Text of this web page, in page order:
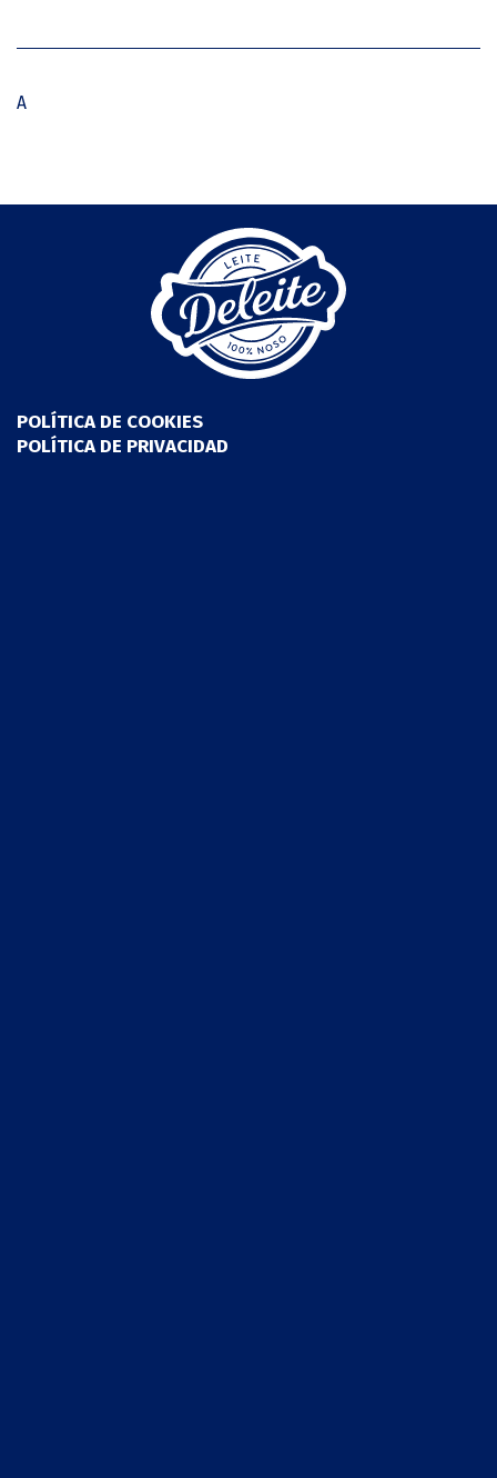
A
POLÍTICA DE COOKIES
POLÍTICA DE PRIVACIDAD